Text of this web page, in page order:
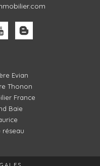
Evian
Thonon
France
Baie
réseau